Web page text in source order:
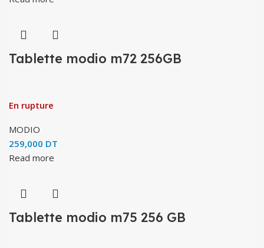
Tablette modio m72 256GB
En rupture
MODIO
259,000 DT
Read more
Tablette modio m75 256 GB